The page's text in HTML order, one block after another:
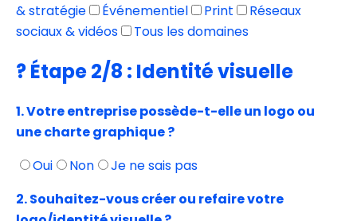
& stratégie
Événementiel Print
Réseaux
sociaux & vidéos
Tous les domaines
? Étape 2/8 : Identité visuelle
1. Votre entreprise possède-t-elle un logo ou
une charte graphique ?
Oui
Non
Je ne sais pas
2. Souhaitez-vous créer ou refaire votre